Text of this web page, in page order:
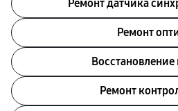
Ремонт датчика
Ремонт
Восстановление
Ремонт